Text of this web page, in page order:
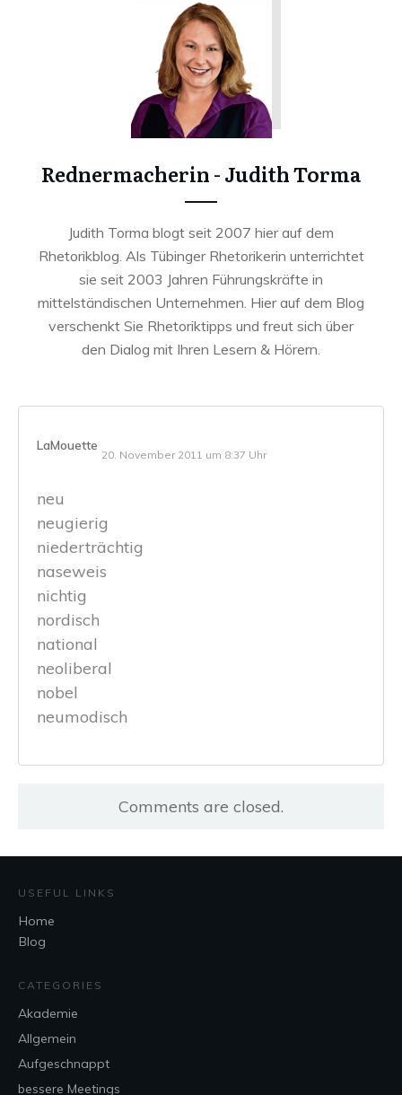
Rednermacherin - Judith Torma
Judith Torma blogt seit 2007 hier auf dem
Rhetorikblog. Als Tübinger Rhetorikerin unterrichtet
sie seit 2003 Jahren Führungskräfte in
mittelständischen Unternehmen. Hier auf dem Blog
verschenkt Sie Rhetoriktipps und freut sich über
den Dialog mit Ihren Lesern & Hörern.
LaMouette
20. November 2011 um 8:37 Uhr
neu
neugierig
niederträchtig
naseweis
nichtig
nordisch
national
neoliberal
nobel
neumodisch
Comments are closed.
USEFUL LINKS
Home
Blog
CATEGORIES
Akademie
Allgemein
Aufgeschnappt
bessere Meetings